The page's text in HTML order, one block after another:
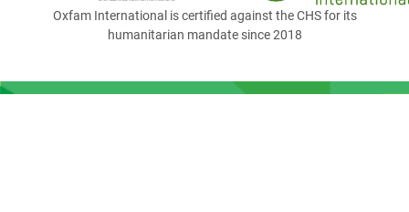
Oxfam International is certified against the CHS for its
humanitarian mandate since 2018